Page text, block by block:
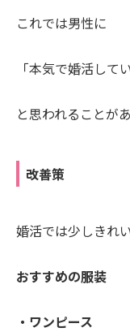
これでは男性に
「本気で婚活して
と思われることが
改善策
婚活では少しきれ
おすすめの服装
・ワンピース